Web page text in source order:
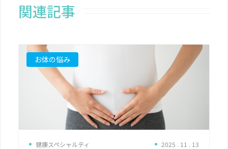
関連記事
お体の悩み
健康スペシャルティ 2025 . 11 . 13